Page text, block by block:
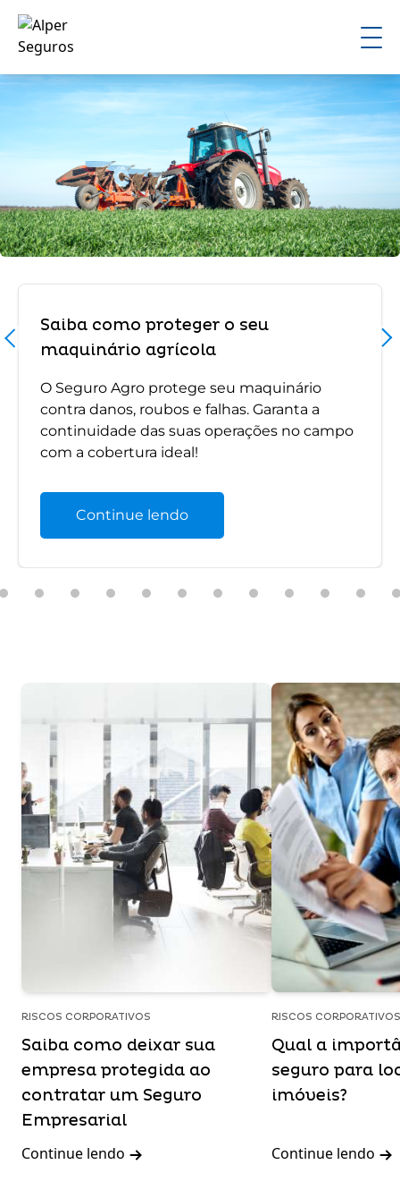
Saiba como proteger o seu
maquinário agrícola
O Seguro Agro protege seu maquinário
contra danos, roubos e falhas. Garanta a
continuidade das suas operações no campo
com a cobertura ideal!
Continue lendo
RISCOS CORPORATIVOS
Saiba como deixar sua
empresa protegida ao
contratar um Seguro
Empresarial
Continue lendo
RISCOS CORPORATIVOS
Qual a
seguro para
imóveis?
Continue lendo